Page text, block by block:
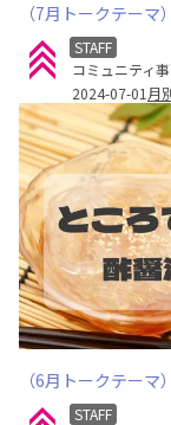
（7月トークテー
STAFF
コミュニティ
2024-07-01 月
（6月トークテー
STAFF